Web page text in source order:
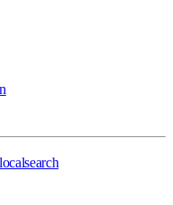
localsearch